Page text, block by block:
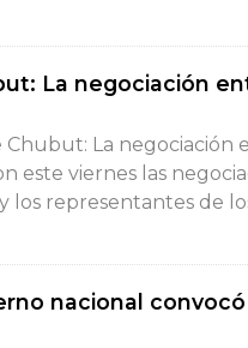
La negociación
Chubut: La negociación
este viernes las
los representantes de
nacional